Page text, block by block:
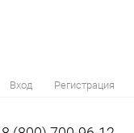
Вход Регистрация